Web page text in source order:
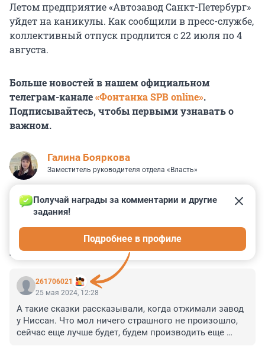
Летом предприятие «Автозавод Санкт-Петербург»
уйдет на каникулы. Как сообщили в пресс-службе,
коллективный отпуск продлится с 22 июля по 4
августа.
Больше новостей в нашем официальном
телеграм-канале«Фонтанка SPB online».
Подписывайтесь, чтобы первыми узнавать о
важном.
Галина Бояркова
Заместитель руководителя отдела «Власть»
КОММЕНТАРИИ 13
261706021
Получай награды за комментарии и другие
задания!
Подробнее в профиле
25 мая 2024, 12:28
А такие сказки рассказывали, когда отжимали завод
у Ниссан. Что мол ничего страшного не произошло,
сейчас еще лучше будет, будем производить еще